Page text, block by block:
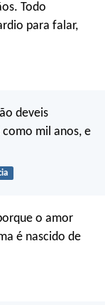
Todo
para falar,
deveis
como mil anos, e
o amor
é nascido de